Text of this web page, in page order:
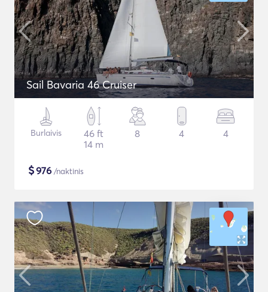
Sail Bavaria 46 Cruiser
Burlaivis
46 ft
14 m
8 4 4
$976 /naktinis